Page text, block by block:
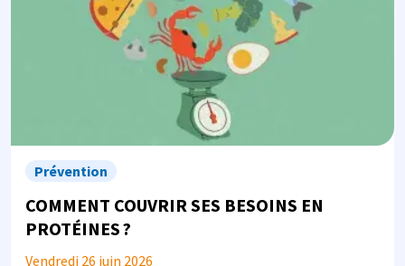
Prévention
COMMENT COUVRIR SES BESOINS EN
PROTÉINES ?
Vendredi 26 juin 2026